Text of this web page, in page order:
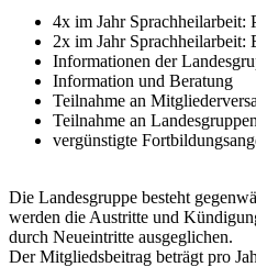
4x im Jahr Sprachheilarbeit:
2x im Jahr Sprachheilarbeit:
Informationen der
Information und Beratung
Teilnahme an
Teilnahme an
vergünstigte
Die Landesgruppe besteht
werden die Austritte und
durch Neueintritte ausgeglichen.
Der Mitgliedsbeitrag beträgt pro